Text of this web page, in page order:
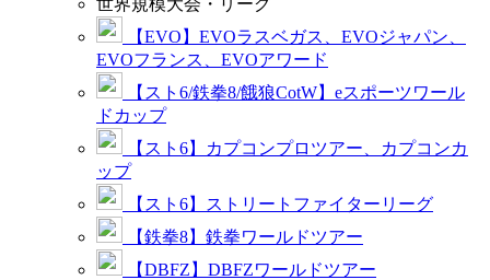
世界規模大会・リーグ
【EVO】EVOラスベガス、EVOジャパン、
EVOフランス、EVOアワード
【スト6/鉄拳8/餓狼CotW】eスポーツワール
ドカップ
【スト6】カプコンプロツアー、カプコンカ
ップ
【スト6】ストリートファイターリーグ
【鉄拳8】鉄拳ワールドツアー
【DBFZ】DBFZワールドツアー